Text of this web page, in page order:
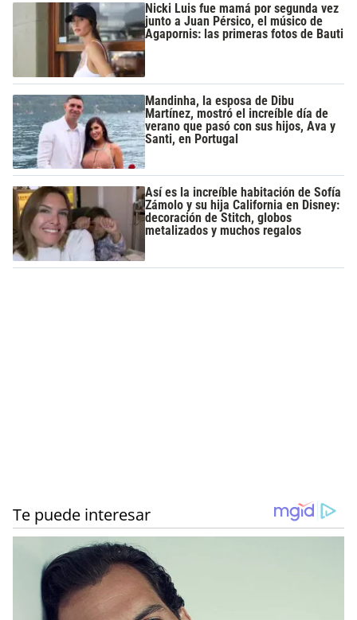
Nicki Luis fue mamá por segunda vez
junto a Juan Pérsico, el músico de
Agapornis: las primeras fotos de Bauti
Mandinha, la esposa de Dibu
Martínez, mostró el increíble día de
verano que pasó con sus hijos, Ava y
Santi, en Portugal
Así es la increíble habitación de Sofía
Zámolo y su hija California en Disney:
decoración de Stitch, globos
metalizados y muchos regalos